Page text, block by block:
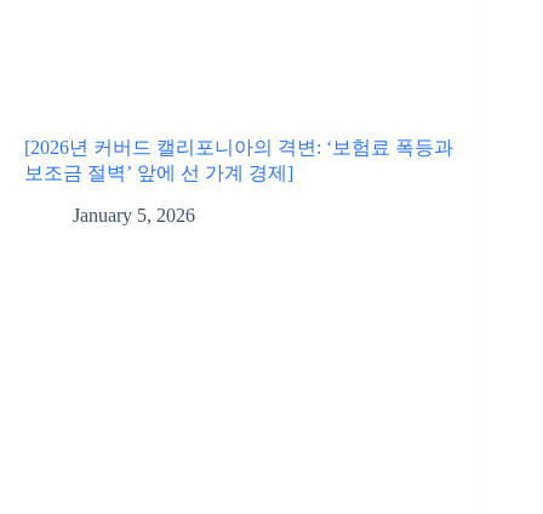
[2026년 커버드 캘리포니아의 격변: ‘보험료 폭등과
보조금 절벽’ 앞에 선 가계 경제]
January 5, 2026